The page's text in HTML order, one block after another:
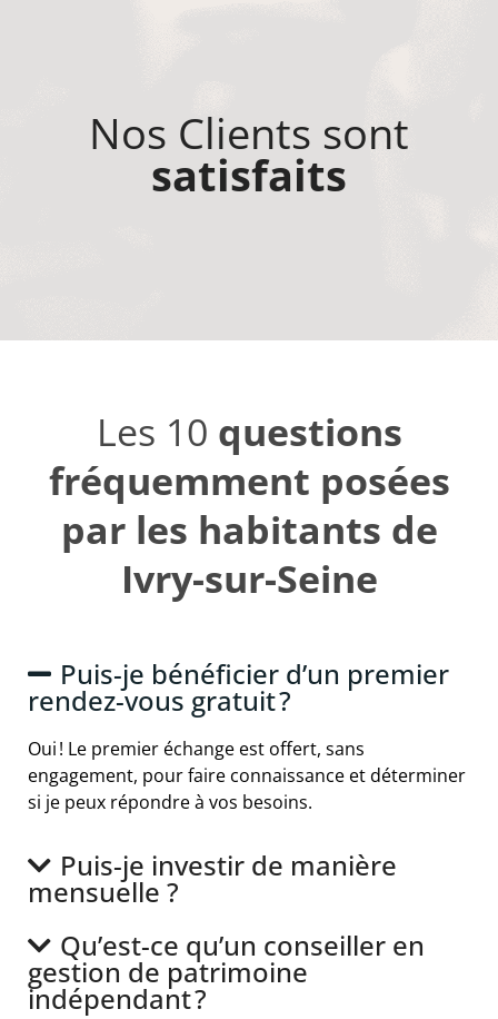
Nos Clients sont
satisfaits
Les 10 questions
fréquemment posées
par les habitants de
Ivry-sur-Seine
Puis-je bénéficier d’un premier
rendez-vous gratuit ?
Oui ! Le premier échange est offert, sans
engagement, pour faire connaissance et déterminer
si je peux répondre à vos besoins.
Puis-je investir de manière
mensuelle ?
Qu’est-ce qu’un conseiller en
gestion de patrimoine
indépendant ?